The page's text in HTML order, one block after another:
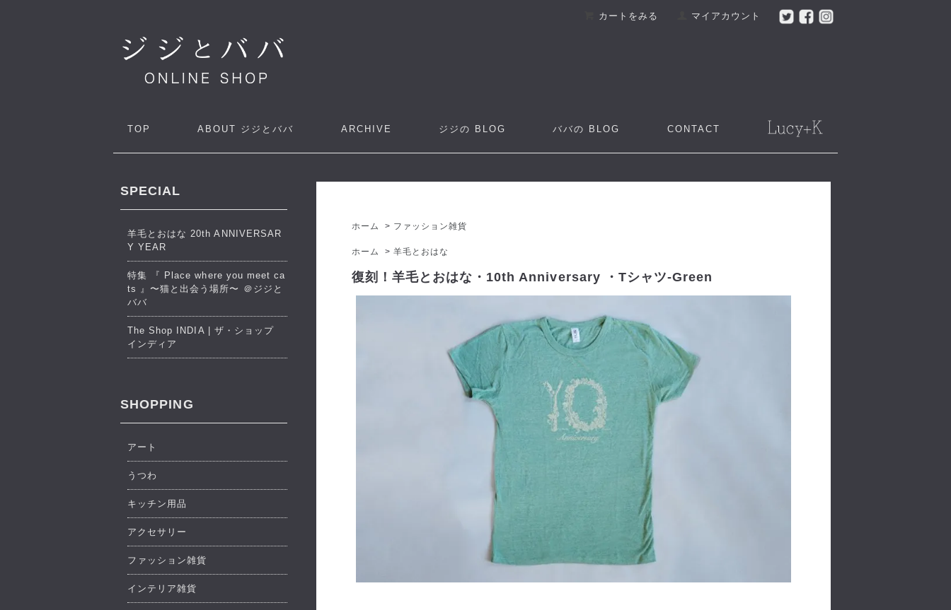
カートをみる マイアカウント
TOP ABOUT ジジとババ ARCHIVE ジジの BLOG ババの BLOG CONTACT
ホーム > ファッション雑貨
ホーム >羊毛とおはな
復刻！羊毛とおはな・10th Anniversary ・Tシャツ-Green
SPECIAL
羊毛とおはな 20th ANNIVERSAR
Y YEAR
特集 『 Place where you meet ca
ts 』〜猫と出会う場所〜 ＠ジジと
ババ
The Shop INDIA | ザ・ショップ
インディア
SHOPPING
アート
うつわ
キッチン用品
アクセサリー
ファッション雑貨
インテリア雑貨